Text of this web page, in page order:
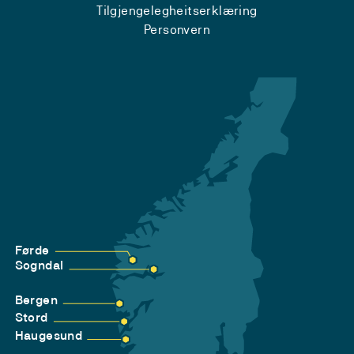
Tilgjengelegheitserklæring
Personvern
Førde
Sogndal
Bergen
Stord
Haugesund